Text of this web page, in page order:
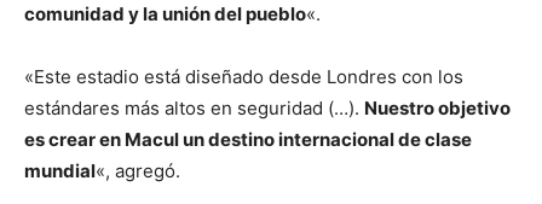
comunidad y la unión del pueblo«.
«Este estadio está diseñado desde Londres con los
estándares más altos en seguridad (…). Nuestro objetivo
es crear en Macul un destino internacional de clase
mundial«, agregó.